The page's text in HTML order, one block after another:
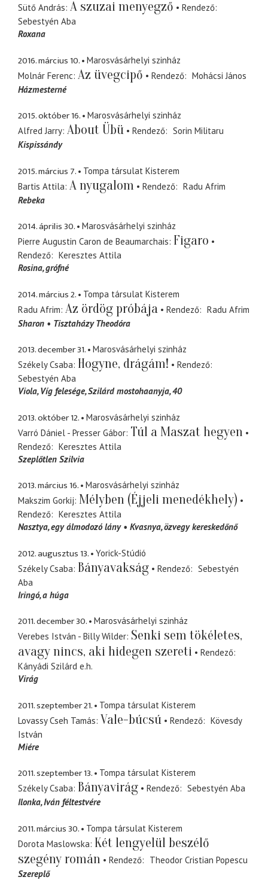
Sütő András A szuzai menyegző
Rendező
Sebestyén Aba
Roxana
2016. március 10.
Marosvásárhelyi szinház
Molnár Ferenc Az üvegcipő Rendező
Mohácsi János
Házmesterné
2015. október 16.
Marosvásárhelyi szinház
Alfred Jarry About Übü Rendező
Sorin Militaru
Kispissándy
2015. március 7.
Tompa társulat Kisterem
Bartis Attila A nyugalom Rendező
Radu Afrim
Rebeka
2014. április 30.
Marosvásárhelyi szinház
Pierre Augustin Caron de Beaumarchais Figaro
Rendező
Keresztes Attila
Rosina grófné
2014. március 2.
Tompa társulat Kisterem
Radu Afrim Az ördög próbája Rendező
Radu Afrim
Sharon
Tisztaházy Theodóra
2013. december 31.
Marosvásárhelyi szinház
Székely Csaba Hogyne, drágám!
Rendező
Sebestyén Aba
Viola Víg felesége, Szilárd mostohaanyja, 40
2013. október 12.
Marosvásárhelyi szinház
Varró Dániel - Presser Gábor Túl a Maszat hegyen
Rendező
Keresztes Attila
Szeplőtlen Szilvia
2013. március 16.
Marosvásárhelyi szinház
Makszim Gorkij Mélyben (Éjjeli menedékhely)
Rendező
Keresztes Attila
Nasztya egy álmodozó lány Kvasnya özvegy kereskedőnő
2012. augusztus 13.
Yorick-Stúdió
Székely Csaba Bányavakság Rendező
Sebestyén
Aba
Iringó a húga
2011. december 30.
Marosvásárhelyi szinház
Verebes István - Billy Wilder Senki sem tökéletes,
avagy nincs, aki hidegen szereti
Rendező
Kányádi Szilárd e.h.
Virág
2011. szeptember 21.
Tompa társulat Kisterem
Lovassy Cseh Tamás Vale-búcsú Rendező
Kövesdy
István
Miére
2011. szeptember 13.
Tompa társulat Kisterem
Székely Csaba Bányavirág Rendező
Sebestyén Aba
Ilonka Iván féltestvére
2011. március 30.
Tompa társulat Kisterem
Dorota Maslowska Két lengyelül beszélő
szegény román
Rendező
Theodor Cristian Popescu
Szereplő